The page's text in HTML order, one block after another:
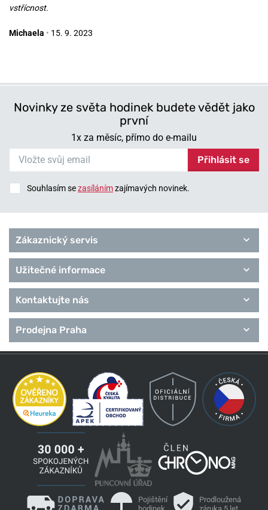
vstřícnost.
Michaela • 15. 9. 2023
Novinky ze světa hodinek budete vědět jako
první
1x za měsíc, přímo do e-mailu
Přihlásit se
Souhlasím sezasílánímzajímavých novinek.
Zákaznický servis
Užitečné informace
Kontaktujte nás
Prodejna Praha
Pojištění
Prodloužená